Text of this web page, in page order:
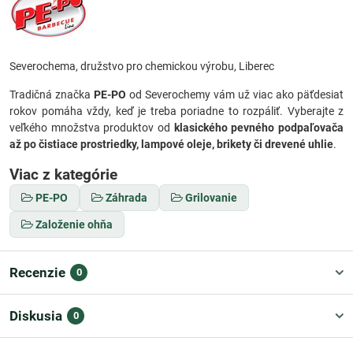
Severochema, družstvo pro chemickou výrobu, Liberec
Tradičná značka PE-PO od Severochemy vám už viac ako päťdesiat
rokov pomáha vždy, keď je treba poriadne to rozpáliť. Vyberajte z
veľkého množstva produktov od klasického pevného podpaľovača
až po čistiace prostriedky, lampové oleje, brikety či drevené uhlie.
Viac z kategórie
PE-PO Záhrada Grilovanie
Založenie ohňa
Recenzie 0
Diskusia 0